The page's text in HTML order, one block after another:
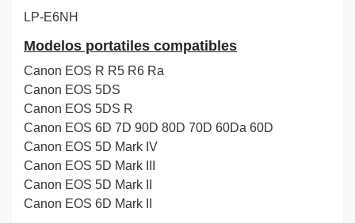
LP-E6NH
Modelos portatiles compatibles
Canon EOS R R5 R6 Ra
Canon EOS 5DS
Canon EOS 5DS R
Canon EOS 6D 7D 90D 80D 70D 60Da 60D
Canon EOS 5D Mark IV
Canon EOS 5D Mark III
Canon EOS 5D Mark II
Canon EOS 6D Mark II